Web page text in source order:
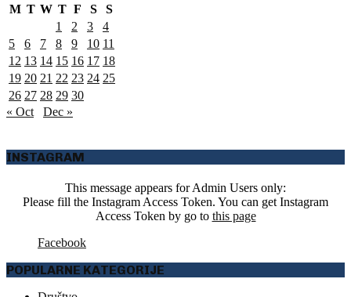
M T W T F S
S
1
2 3
4
5
6 7 8 9 10 11
12 13 14 15 16 17 18
19 20 21 22 23 24 25
26 27 28 29 30
« Oct
Dec »
INSTAGRAM
This message appears for Admin Users only:
Please fill the Instagram Access Token. You can get Instagram
Access Token by go to this page
Facebook
POPULARNE KATEGORIJE